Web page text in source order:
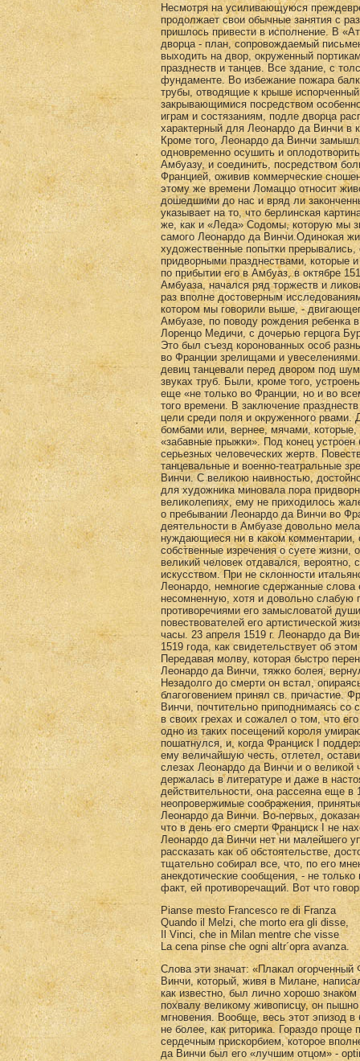
Несмотря на усиливающуюся
продолжает свои обычные занятия с
пришлось привести в исполнение. В
дворца - план, сопровождаемый
выходить на двор, окруженный
празднеств и танцев. Все здание, с
фундаменте. Во избежание пожара
трубы, отводящие к крыше
закрывающимися посредством
играм и состязаниям, подле дворца
характерный для Леонардо да Винчи в
Кроме того, Леонардо да Винчи
одновременно осушить и
Амбуазу, и соединить, посредством
Францией, оживив коммерческие
этому же времени Ломаццо относит
дошедшими до нас и вряд ли
указывает на то, что берлинская
же, как и «Леда» Содомы, которую мы
самого Леонардо да Винчи.Одинокая
художественные попытки
придворными празднествами, которые
по прибытии его в Амбуаз, в октябре
Амбуаза, начался ряд торжеств и
раз вполне достоверным
котором мы говорили выше, -
Амбуазе, по поводу рождения ребенка в
Лоренцо Медичи, с дочерью герцога
Это был съезд коронованных особ
во Франции зрелищами и
девиц танцевали перед двором под
звуках труб. Были, кроме того,
еще «не только во Франции, но и во
того времени. В заключение
цели среди поля и окруженного
бомбами или, вернее, мячами,
«забавные прыжки». Под конец
серьезных человеческих жертв.
танцевальные и военно-театральные
Винчи. С великою наивностью,
для художника миновала пора
великолепиях, ему не приходилось
о пребывании Леонардо да Винчи во
деятельности в Амбуазе довольно
нуждающиеся ни в каком комментарии,
собственные изречения о суете жизни,
великий человек отдавался,
искусством. При не склонности
Леонардо, немногие сдержанные слова
несомненную, хотя и довольно слабую
противоречиями его замысловатой
повествователей его артистической
часы. 23 апреля 1519 г. Леонардо да
1519 года, как свидетельствует об
Передавая молву, которая быстро
Леонардо да Винчи, тяжко болея,
Незадолго до смерти он встал,
благоговением принял св. причастие.
Винчи, почтительно приподнимаясь
в своих грехах и сожалел о том, что
одно из таких посещений короля
пошатнулся, и, когда Франциск I
ему величайшую честь, отлетел,
слезах Леонардо да Винчи и о великой
держалась в литературе и даже в
действительности, она рассеяна еще
неопровержимые соображения,
Леонардо да Винчи. Во-первых,
что в день его смерти Франциск I не
Леонардо да Винчи нет ни малейшего
рассказать как об обстоятельстве,
тщательно собирал все, что, по его
анекдотические сообщения, - не
факт, ей противоречащий. Вот что
Pianse mesto Francesco re di Franza
Quando il Melzi, che morto era gli disse,
Il Vinci, che in Milan mentre che visse
La cena pinse che ogni altr´opra avanza.
Слова эти значат: «Плакал
Винчи, который, живя в Милане,
как известно, был лично хорошо
похвалу великому живописцу, он
мгновения. Вообще, весь этот эпизод в
не более, как риторика. Гораздо
сердечным прискорбием, которое
да Винчи был его «лучшим отцом» -